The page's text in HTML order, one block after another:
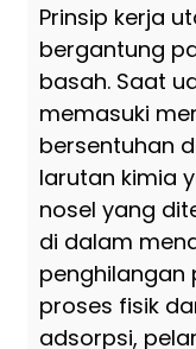
Prinsip kerja
bergantung
basah. Saat
memasuki
bersentuhan
larutan kimia
nosel yang
di dalam
penghilangan
proses fisik
adsorpsi,